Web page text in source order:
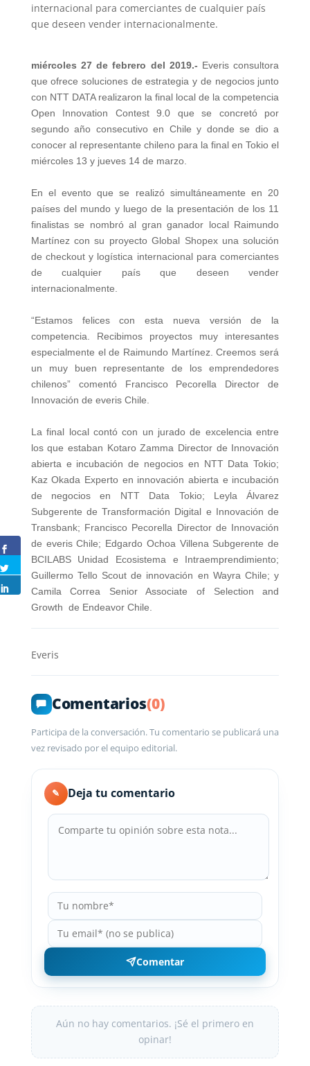
internacional para comerciantes de cualquier país
que deseen vender internacionalmente.
miércoles 27 de febrero del 2019.- Everis consultora
que ofrece soluciones de estrategia y de negocios junto
con NTT DATA realizaron la final local de la competencia
Open Innovation Contest 9.0 que se concretó por
segundo año consecutivo en Chile y donde se dio a
conocer al representante chileno para la final en Tokio el
miércoles 13 y jueves 14 de marzo.
En el evento que se realizó simultáneamente en 20
países del mundo y luego de la presentación de los 11
finalistas se nombró al gran ganador local Raimundo
Martínez con su proyecto Global Shopex una solución
de checkout y logística internacional para comerciantes
de cualquier país que deseen vender
internacionalmente.
“Estamos felices con esta nueva versión de la
competencia. Recibimos proyectos muy interesantes
especialmente el de Raimundo Martínez. Creemos será
un muy buen representante de los emprendedores
chilenos” comentó Francisco Pecorella Director de
Innovación de everis Chile.
La final local contó con un jurado de excelencia entre
los que estaban Kotaro Zamma Director de Innovación
abierta e incubación de negocios en NTT Data Tokio;
Kaz Okada Experto en innovación abierta e incubación
de negocios en NTT Data Tokio; Leyla Álvarez
Subgerente de Transformación Digital e Innovación de
Transbank; Francisco Pecorella Director de Innovación
de everis Chile; Edgardo Ochoa Villena Subgerente de
BCILABS Unidad Ecosistema e Intraemprendimiento;
Guillermo Tello Scout de innovación en Wayra Chile; y
Camila Correa Senior Associate of Selection and
Growth de Endeavor Chile.
Everis
Comentarios(0)
Participa de la conversación. Tu comentario se publicará una
vez revisado por el equipo editorial.
✎ Deja tu comentario
Comentar
Aún no hay comentarios. ¡Sé el primero en
opinar!